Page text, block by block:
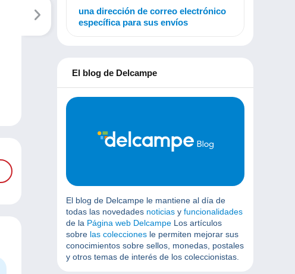
una dirección de correo electrónico
específica para sus envíos
El blog de Delcampe
El blog de Delcampe le mantiene al día de
todas las novedades noticias y funcionalidades
de la Página web Delcampe Los artículos
sobre las colecciones le permiten mejorar sus
conocimientos sobre sellos, monedas, postales
y otros temas de interés de los coleccionistas.